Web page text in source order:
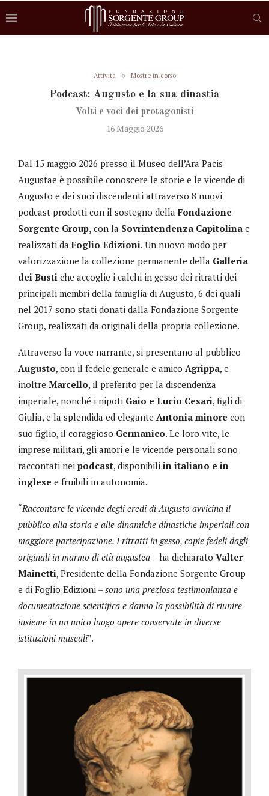
Attivita Mostre in corso
Podcast: Augusto e la sua dinastia
Volti e voci dei protagonisti
16 Maggio 2026
Dal 15 maggio 2026 presso il Museo dell’Ara Pacis
Augustae è possibile conoscere le storie e le vicende di
Augusto e dei suoi discendenti attraverso 8 nuovi
podcast prodotti con il sostegno della Fondazione
Sorgente Group, con la Sovrintendenza Capitolina e
realizzati da Foglio Edizioni. Un nuovo modo per
valorizzazione la collezione permanente della Galleria
dei Busti che accoglie i calchi in gesso dei ritratti dei
principali membri della famiglia di Augusto, 6 dei quali
nel 2017 sono stati donati dalla Fondazione Sorgente
Group, realizzati da originali della propria collezione.
Attraverso la voce narrante, si presentano al pubblico
Augusto, con il fedele generale e amico Agrippa, e
inoltre Marcello, il preferito per la discendenza
imperiale, nonché i nipoti Gaio e Lucio Cesari, figli di
Giulia, e la splendida ed elegante Antonia minore con
suo figlio, il coraggioso Germanico. Le loro vite, le
imprese militari, gli amori e le vicende personali sono
raccontati nei podcast, disponibili in italiano e in
inglese e fruibili in autonomia.
“Raccontare le vicende degli eredi di Augusto avvicina il
pubblico alla storia e alle dinamiche dinastiche imperiali con
maggiore partecipazione. I ritratti in gesso, copie fedeli dagli
originali in marmo di età augustea – ha dichiarato Valter
Mainetti, Presidente della Fondazione Sorgente Group
e di Foglio Edizioni –sono una preziosa testimonianza e
documentazione scientifica e danno la possibilità di riunire
insieme in un unico luogo opere conservate in diverse
istituzioni museali”.